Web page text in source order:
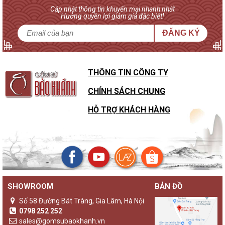
Sự khác biệt của đèn gốm Bảo Khánh với các loại đèn ngủ
khác
Không chỉ là một sản phẩm đèn ngủ thông thường,đèn gốm
Bảo Khánhluôn là những sản phẩm độc bản, lưu giữ giá trị
Cập nhật thông tin khuyến mại nhanh nhất
Hưởng quyền lợi giảm giá đặc biệt!
ĐĂNG KÝ
THÔNG TIN CÔNG TY
CHÍNH SÁCH CHUNG
HỖ TRỢ KHÁCH HÀNG
SHOWROOM
Số 58 Đường Bát Tràng, Gia Lâm, Hà Nội
0798 252 252
sales@gomsubaokhanh.vn
BẢN ĐỒ